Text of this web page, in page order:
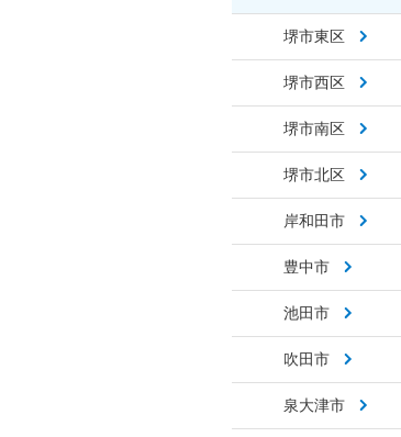
堺市東区
堺市西区
堺市南区
堺市北区
岸和田市
豊中市
池田市
吹田市
泉大津市